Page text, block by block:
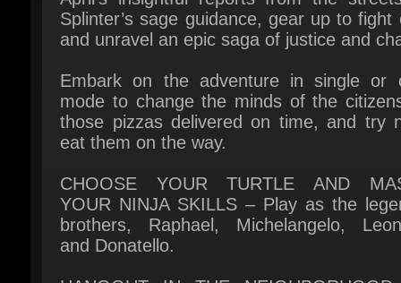
Embark on the adventure in single or
mode to change the minds of the
those pizzas delivered on time, and try
eat them on the way.
CHOOSE YOUR TURTLE AND
YOUR NINJA SKILLS – Play as the
and Donatello.
HANGOUT IN THE NEIGHBORHOOD
SEWERS – Help the citizens, find the